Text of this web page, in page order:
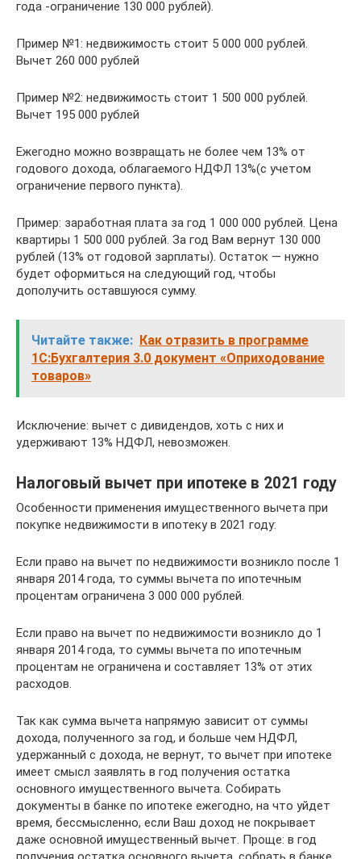
года -ограничение 130 000 рублей).
Пример №1: недвижимость стоит 5 000 000 рублей.
Вычет 260 000 рублей
Пример №2: недвижимость стоит 1 500 000 рублей.
Вычет 195 000 рублей
Ежегодно можно возвращать не более чем 13% от
годового дохода, облагаемого НДФЛ 13%(с учетом
ограничение первого пункта).
Пример: заработная плата за год 1 000 000 рублей. Цена
квартиры 1 500 000 рублей. За год Вам вернут 130 000
рублей (13% от годовой зарплаты). Остаток — нужно
будет оформиться на следующий год, чтобы
дополучить оставшуюся сумму.
Читайте также: Как отразить в программе
1С:Бухгалтерия 3.0 документ «Оприходование
товаров»
Исключение: вычет с дивидендов, хоть с них и
удерживают 13% НДФЛ, невозможен.
Налоговый вычет при ипотеке в 2021 году
Особенности применения имущественного вычета при
покупке недвижимости в ипотеку в 2021 году:
Если право на вычет по недвижимости возникло после 1
января 2014 года, то суммы вычета по ипотечным
процентам ограничена 3 000 000 рублей.
Если право на вычет по недвижимости возникло до 1
января 2014 года, то суммы вычета по ипотечным
процентам не ограничена и составляет 13% от этих
расходов.
Так как сумма вычета напрямую зависит от суммы
дохода, полученного за год, и больше чем НДФЛ,
удержанный с дохода, не вернут, то вычет при ипотеке
имеет смысл заявлять в год получения остатка
основного имущественного вычета. Собирать
документы в банке по ипотеке ежегодно, на что уйдет
время, бессмысленно, если Ваш доход не покрывает
даже основной имущественный вычет. Проще: в год